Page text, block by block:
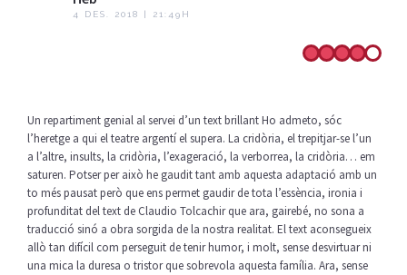
4 DES. 2018 | 21:49H
Un repartiment genial al servei d’un text brillant Ho admeto, sóc
l’heretge a qui el teatre argentí el supera. La cridòria, el trepitjar-se l’un
a l’altre, insults, la cridòria, l’exageració, la verborrea, la cridòria… em
saturen. Potser per això he gaudit tant amb aquesta adaptació amb un
to més pausat però que ens permet gaudir de tota l’essència, ironia i
profunditat del text de Claudio Tolcachir que ara, gairebé, no sona a
traducció sinó a obra sorgida de la nostra realitat. El text aconsegueix
allò tan difícil com perseguit de tenir humor, i molt, sense desvirtuar ni
una mica la duresa o tristor que sobrevola aquesta família. Ara, sense